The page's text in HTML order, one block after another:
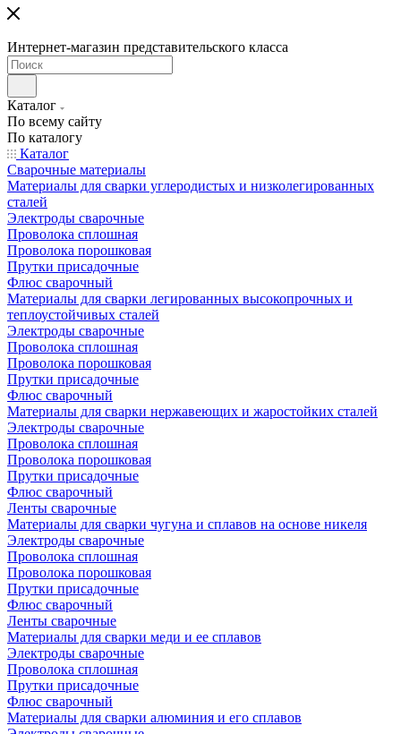
Интернет-магазин представительского класса
Каталог
По всему сайту
По каталогу
Каталог
Сварочные материалы
Материалы для сварки углеродистых и низколегированных
сталей
Электроды сварочные
Проволока сплошная
Проволока порошковая
Прутки присадочные
Флюс сварочный
Материалы для сварки легированных высокопрочных и
теплоустойчивых сталей
Электроды сварочные
Проволока сплошная
Проволока порошковая
Прутки присадочные
Флюс сварочный
Материалы для сварки нержавеющих и жаростойких сталей
Электроды сварочные
Проволока сплошная
Проволока порошковая
Прутки присадочные
Флюс сварочный
Ленты сварочные
Материалы для сварки чугуна и сплавов на основе никеля
Электроды сварочные
Проволока сплошная
Проволока порошковая
Прутки присадочные
Флюс сварочный
Ленты сварочные
Материалы для сварки меди и ее сплавов
Электроды сварочные
Проволока сплошная
Прутки присадочные
Флюс сварочный
Материалы для сварки алюминия и его сплавов